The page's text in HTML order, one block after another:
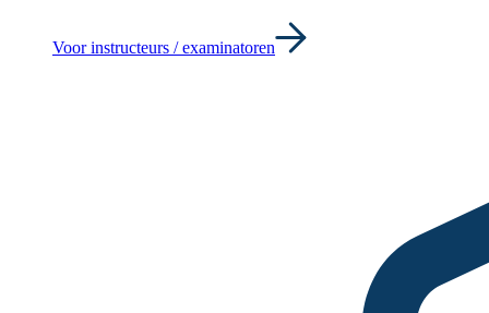
Voor instructeurs / examinatoren